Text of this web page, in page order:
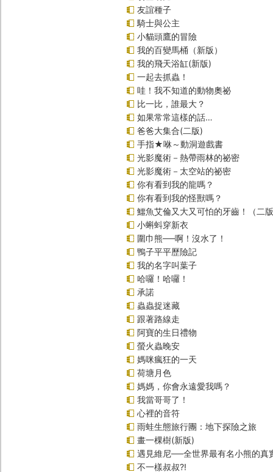
友誼種子
騎士與公主
小貓頭鷹的冒險
我的百變馬桶（新版）
我的飛天浴缸(新版)
一起去抓蟲！
哇！我不知道的動物奧祕
比一比，誰最大？
如果常常這樣的話…
爸爸大集合(二版)
手指★咻～動洞遊戲書
光影魔術－熱帶雨林的祕密
光影魔術－太空站的祕密
你有看到我的龍嗎？
你有看到我的怪獸嗎？
鱷魚艾倫又大又可怕的牙齒！（二
小蝌蚪穿新衣
圍巾熊──啊！沒水了！
鴨子平平歷險記
我的名字叫葉子
哈囉！哈囉！
承諾
蟲蟲捉迷藏
跟著路線走
阿寶的生日禮物
螢火蟲晚安
媽咪瘋狂的一天
荷塘月色
媽媽，你會永遠愛我嗎？
我當哥哥了！
心裡的音符
雨蛙生態旅行團：地下探險之旅
畫一棵樹(新版)
遇見維尼──全世界最有名小熊的真
不一樣叔叔?!